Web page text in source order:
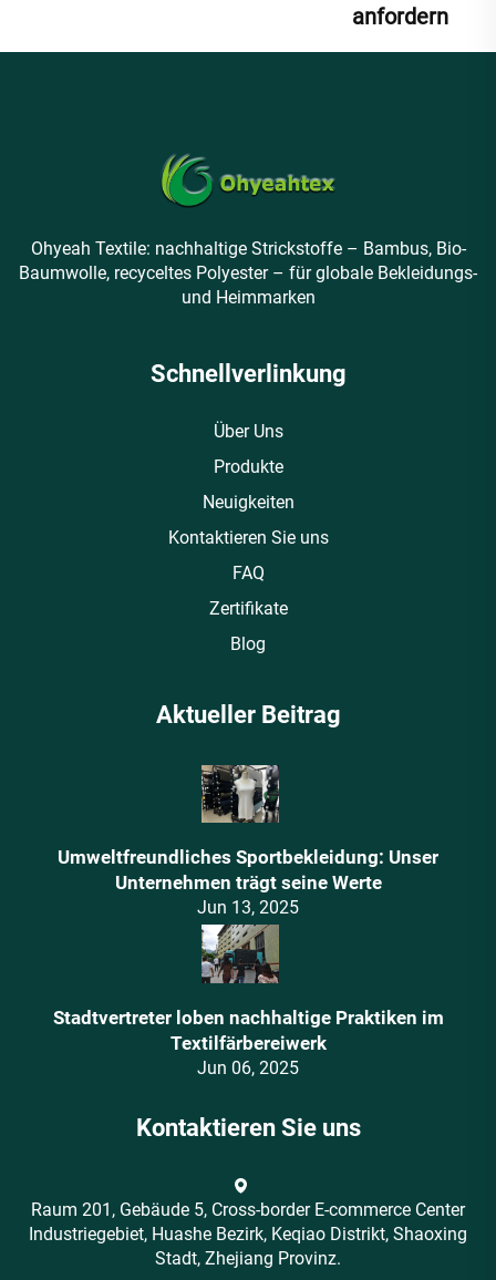
anfordern
Ohyeah Textile: nachhaltige Strickstoffe – Bambus, Bio-
Baumwolle, recyceltes Polyester – für globale Bekleidungs-
und Heimmarken
Schnellverlinkung
Über Uns
Produkte
Neuigkeiten
Kontaktieren Sie uns
FAQ
Zertifikate
Blog
Aktueller Beitrag
Umweltfreundliches Sportbekleidung: Unser
Unternehmen trägt seine Werte
Jun 13, 2025
Stadtvertreter loben nachhaltige Praktiken im
Textilfärbereiwerk
Jun 06, 2025
Kontaktieren Sie uns
Raum 201, Gebäude 5, Cross-border E-commerce Center
Industriegebiet, Huashe Bezirk, Keqiao Distrikt, Shaoxing
Stadt, Zhejiang Provinz.